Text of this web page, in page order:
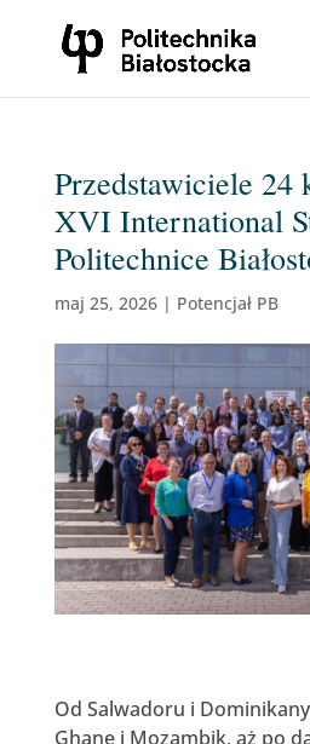
Przedstawiciele 24
XVI International
Politechnice
maj 25, 2026| Potencjał PB
Od Salwadoru i
Ghanę i Mozambik, aż po